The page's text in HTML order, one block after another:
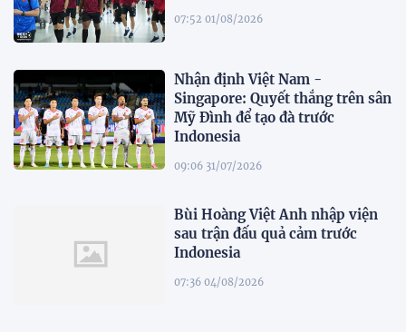
07:52 01/08/2026
Nhận định Việt Nam -
Singapore: Quyết thắng trên sân
Mỹ Đình để tạo đà trước
Indonesia
09:06 31/07/2026
Bùi Hoàng Việt Anh nhập viện
sau trận đấu quả cảm trước
Indonesia
07:36 04/08/2026